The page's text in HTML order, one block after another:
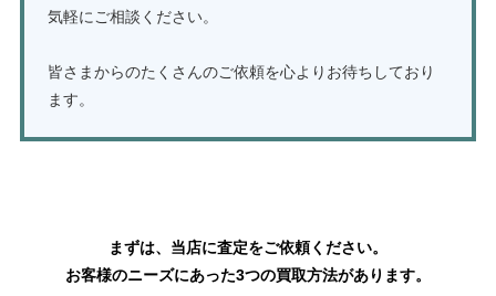
気軽にご相談ください。
皆さまからのたくさんのご依頼を心よりお待ちしており
ます。
まずは、当店に査定をご依頼ください。
お客様のニーズにあった3つの買取方法があります。